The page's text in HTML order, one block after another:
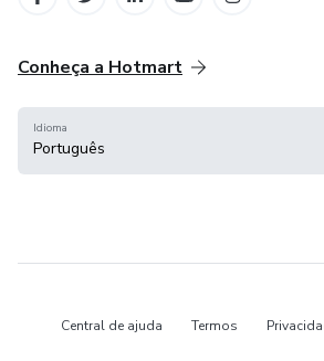
Conheça a Hotmart
Idioma
Português
Central de ajuda Termos